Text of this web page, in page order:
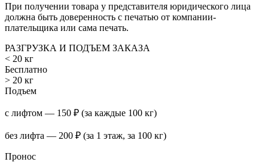
При получении товара у представителя юридического лица
должна быть доверенность с печатью от компании-
плательщика или сама печать.
РАЗГРУЗКА И ПОДЪЕМ ЗАКАЗА
< 20 кг
Бесплатно
> 20 кг
Подъем
с лифтом — 150 ₽ (за каждые 100 кг)
без лифта — 200 ₽ (за 1 этаж, за 100 кг)
Пронос